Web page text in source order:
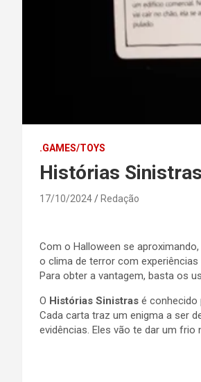
.GAMES/TOYS
Histórias
17/10/2024 Redação
Com o Halloween se aproximando,
o clima de terror com
Para obter a vantagem, basta os
O Histórias Sinistras é conhecido
Cada carta traz um enigma a ser
evidências. Eles vão te dar um